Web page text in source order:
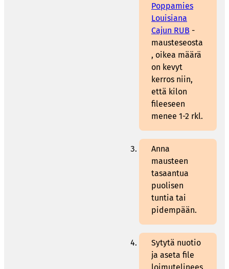
Poppamies
Louisiana
Cajun RUB -
mausteseosta
, oikea määrä
on kevyt
kerros niin,
että kilon
fileeseen
menee 1-2 rkl.
Anna
mausteen
tasaantua
puolisen
tuntia tai
pidempään.
Sytytä nuotio
ja aseta file